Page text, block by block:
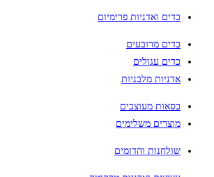
כדים ואדניות פרימיום
כדים מרובעים
כדים עגולים
אדניות מלבניות
כסאות מעוצבים
מוצרים משלימים
שולחנות והדומים